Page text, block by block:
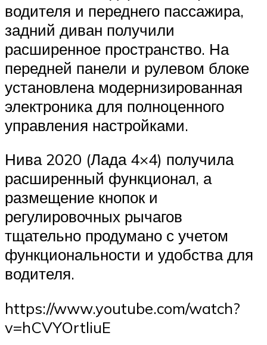
водителя и переднего пассажира,
задний диван получили
расширенное пространство. На
передней панели и рулевом блоке
установлена модернизированная
электроника для полноценного
управления настройками.
Нива 2020 (Лада 4×4) получила
расширенный функционал, а
размещение кнопок и
регулировочных рычагов
тщательно продумано с учетом
функциональности и удобства для
водителя.
https://www.youtube.com/watch?
v=hCVYOrtliuE